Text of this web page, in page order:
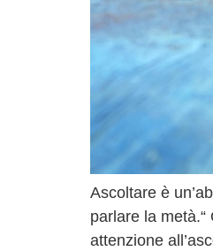
Ascoltare è
parlare la
attenzione